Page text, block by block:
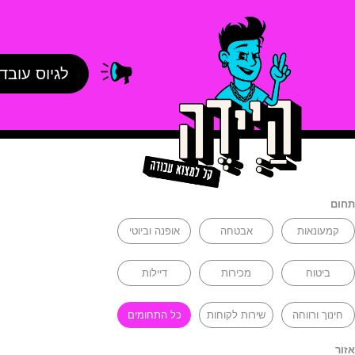
לגיוס
תחום
קמעונאות אבטחה אופנה וביוטי
ביטוח מכירות דיילות
חינוך ורווחה שירות לקוחות כל התחומים
אזור